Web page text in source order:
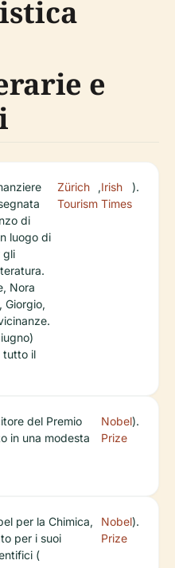
e
di
luogo di
gli
Nora
Giorgio,
tutto il
Zürich
Tourism
,Irish
Times
).
del Premio
in una modesta
Nobel
Prize
).
per la Chimica,
per i suoi
(
Nobel
Prize
).